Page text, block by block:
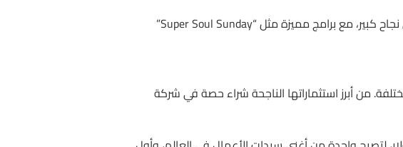
رغم التحديات الأولية التي واجهتها القناة، استطاعت أوبرا بفضل إصرارها وخبرتها أن تحولها إلى نجاح كبير، مع برامج مميزة مثل “Super Soul Sunday”
من أبرز استثماراتها الناجحة شراء حصة في شركة